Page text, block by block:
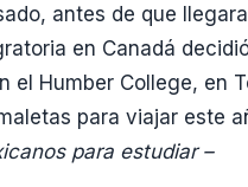
antes de que
en Canadá
el Humber College, en
para viajar este
para estudiar –